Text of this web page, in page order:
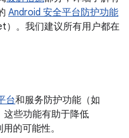
Android 安全平台防护功能
）。我们建议所有用户都在
台和服务防护功能（如
些功能有助于降低
的可能性。